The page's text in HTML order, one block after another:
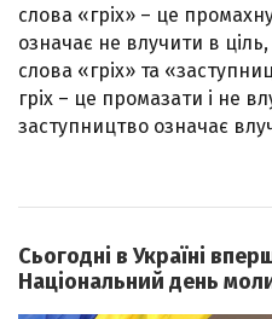
слова «гріх» – це
означає не влучити в ціль,
слова «гріх» та
гріх – це промазати і не
заступництво означає
Сьогодні в Україні
Національний день